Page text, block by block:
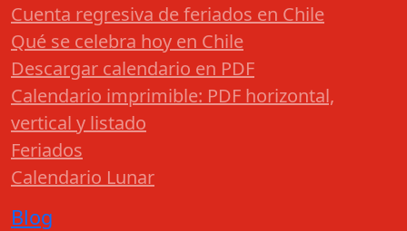
Cuenta regresiva de feriados en Chile
Qué se celebra hoy en Chile
Descargar calendario en PDF
Calendario imprimible: PDF horizontal,
vertical y listado
Feriados
Calendario Lunar
Blog